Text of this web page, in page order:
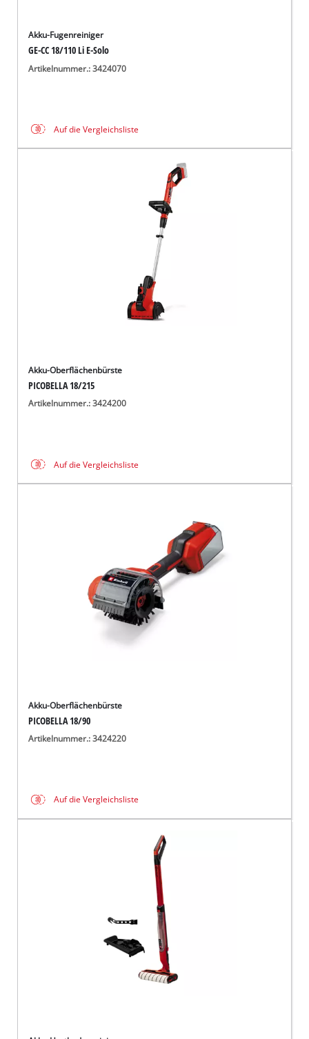
Akku-Fugenreiniger
GE-CC 18/110 Li E-Solo
Artikelnummer.: 3424070
Auf die Vergleichsliste
Akku-Oberflächenbürste
PICOBELLA 18/215
Artikelnummer.: 3424200
Auf die Vergleichsliste
Akku-Oberflächenbürste
PICOBELLA 18/90
Artikelnummer.: 3424220
Auf die Vergleichsliste